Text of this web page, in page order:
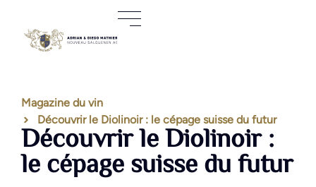
Magazine du vin
Découvrir le Diolinoir : le cépage suisse du futur
Découvrir le Diolinoir :
le cépage suisse du futur